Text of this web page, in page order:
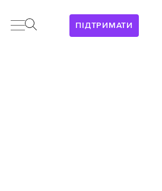
ПІДТРИМАТИ